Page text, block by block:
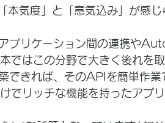
気度」と「意気込み」が感じ
プリケーション間の連携や
ではこの分野で大きく後れを
できれば、そのAPIを簡単作
でリッチな機能を持ったアプ